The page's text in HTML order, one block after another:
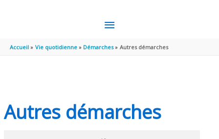
MENU
PRINCIPAL
Accueil Vie quotidienne Démarches Autres démarches
Autres démarches